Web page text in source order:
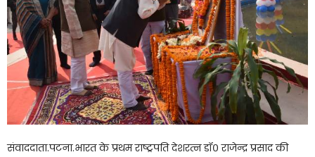
संवाददाता.पटना.भारत के प्रथम राष्ट्रपति देशरत्न डॉ० राजेन्द्र प्रसाद की